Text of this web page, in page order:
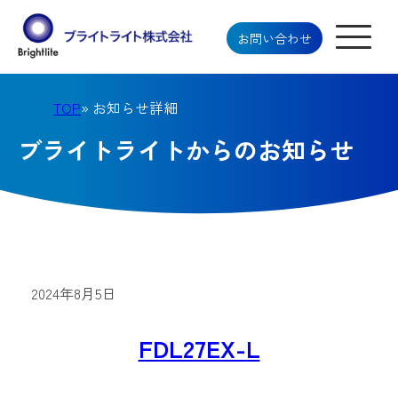
お問い合わせ
TOP» お知らせ詳細
ブライトライトからのお知らせ
2024年8月5日
FDL27EX-L